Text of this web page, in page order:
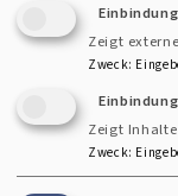
Zeigt
Zweck:
Zeigt
Zweck: